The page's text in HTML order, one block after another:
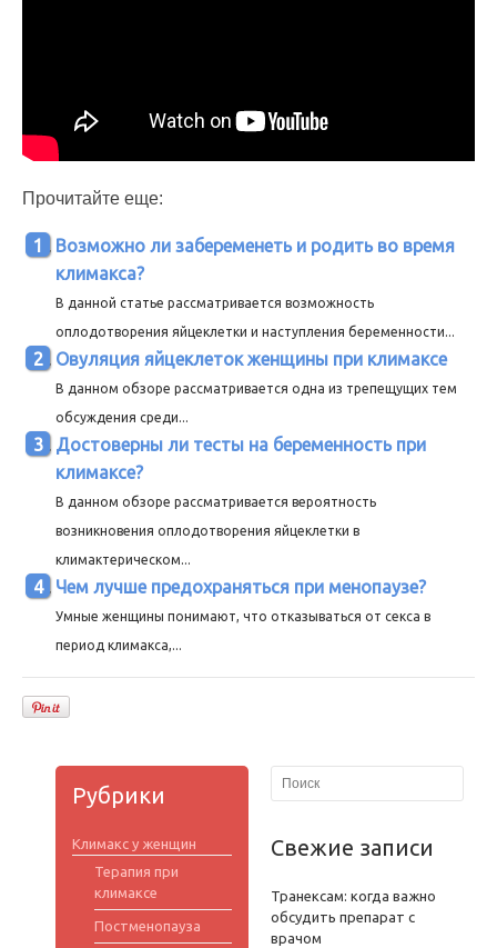
Прочитайте еще:
Возможно ли забеременеть и родить во время
климакса?
В данной статье рассматривается возможность
оплодотворения яйцеклетки и наступления беременности...
Овуляция яйцеклеток женщины при климаксе
В данном обзоре рассматривается одна из трепещущих тем
обсуждения среди...
Достоверны ли тесты на беременность при
климаксе?
В данном обзоре рассматривается вероятность
возникновения оплодотворения яйцеклетки в
климактерическом...
Чем лучше предохраняться при менопаузе?
Умные женщины понимают, что отказываться от секса в
период климакса,...
Рубрики
Климакс у женщин
Терапия при
климаксе
Постменопауза
Свежие записи
Транексам: когда важно
обсудить препарат с
врачом